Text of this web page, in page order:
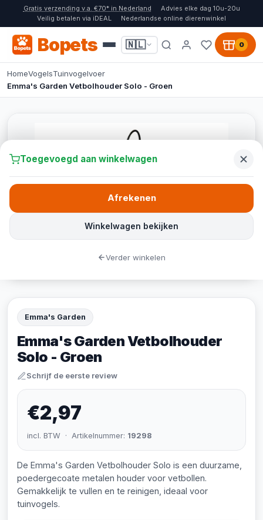
Gratis verzending v.a. €70* in Nederland
Advies elke dag 10u-20u
Veilig betalen via iDEAL
Nederlandse online dierenwinkel
Bopets 🇳🇱 0
HomeVogelsTuinvogelvoer
Emma's Garden Vetbolhouder Solo - Groen
Emma's Garden
Emma's Garden Vetbolhouder
Solo - Groen
Schrijf de eerste review
€2,97
incl. BTW · Artikelnummer: 19298
De Emma's Garden Vetbolhouder Solo is een duurzame,
poedergecoate metalen houder voor vetbollen.
Gemakkelijk te vullen en te reinigen, ideaal voor
tuinvogels.
Toegevoegd aan winkelwagen
Winkelwagen bekijken
Afrekenen
Verder winkelen